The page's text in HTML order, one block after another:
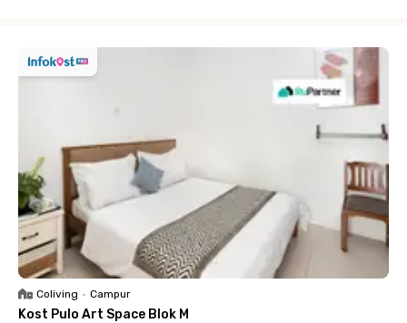
Coliving • Campur
Kost Pulo Art Space Blok M